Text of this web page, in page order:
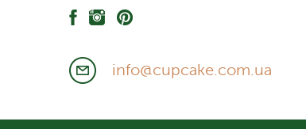
info@cupcake.com.ua